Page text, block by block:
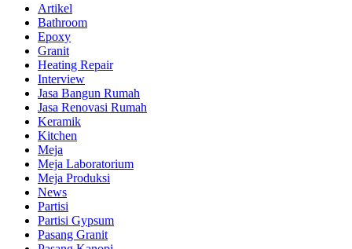
Artikel
Bathroom
Epoxy
Granit
Heating Repair
Interview
Jasa Bangun Rumah
Jasa Renovasi Rumah
Keramik
Kitchen
Meja
Meja Laboratorium
Meja Produksi
News
Partisi
Partisi Gypsum
Pasang Granit